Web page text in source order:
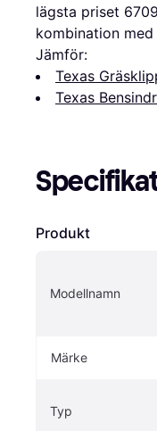
lägsta priset
kombination
Jämför:
Texas
Texas
Produkt
Modellnamn
Märke
Typ